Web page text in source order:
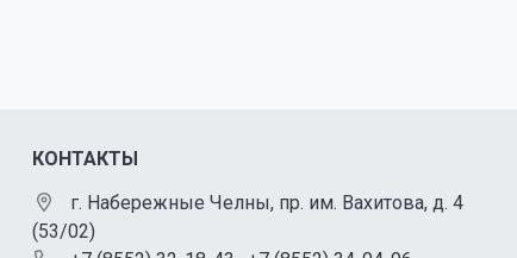
КОНТАКТЫ
г. Набережные Челны, пр. им. Вахитова, д. 4
(53/02)